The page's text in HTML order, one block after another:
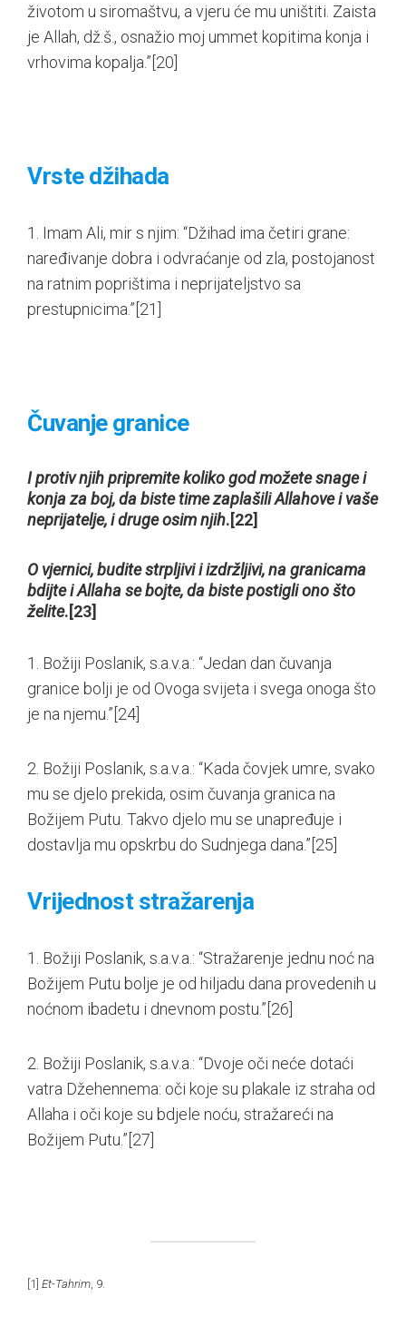
životom u siromaštvu, a vjeru će mu uništiti. Zaista
je Allah, dž.š., osnažio moj ummet kopitima konja i
vrhovima kopalja.”[20]
Vrste džihada
1. Imam Ali, mir s njim: “Džihad ima četiri grane:
naređivanje dobra i odvraćanje od zla, postojanost
na ratnim poprištima i neprijateljstvo sa
prestupnicima.”[21]
Čuvanje granice
I protiv njih pripremite koliko god možete snage i
konja za boj, da biste time zaplašili Allahove i vaše
neprijatelje, i druge osim njih.[22]
O vjernici, budite strpljivi i izdržljivi, na granicama
bdijte i Allaha se bojte, da biste postigli ono što
želite.[23]
1. Božiji Poslanik, s.a.v.a.: “Jedan dan čuvanja
granice bolji je od Ovoga svijeta i svega onoga što
je na njemu.”[24]
2. Božiji Poslanik, s.a.v.a.: “Kada čovjek umre, svako
mu se djelo prekida, osim čuvanja granica na
Božijem Putu. Takvo djelo mu se unapređuje i
dostavlja mu opskrbu do Sudnjega dana.”[25]
Vrijednost stražarenja
1. Božiji Poslanik, s.a.v.a.: “Stražarenje jednu noć na
Božijem Putu bolje je od hiljadu dana provedenih u
noćnom ibadetu i dnevnom postu.”[26]
2. Božiji Poslanik, s.a.v.a.: “Dvoje oči neće dotaći
vatra Džehennema: oči koje su plakale iz straha od
Allaha i oči koje su bdjele noću, stražareći na
Božijem Putu.”[27]
[1] Et-Tahrim , 9.